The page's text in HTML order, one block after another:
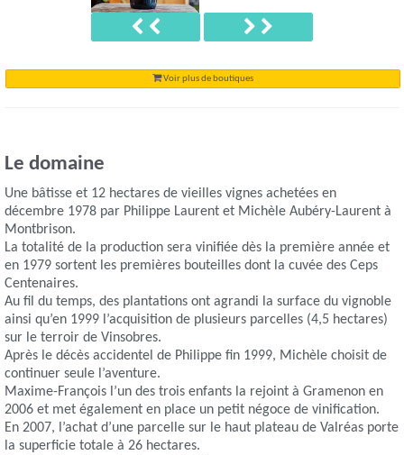
Précédent Suivant
Voir plus de boutiques
Le domaine
Une bâtisse et 12 hectares de vieilles vignes achetées en
décembre 1978 par Philippe Laurent et Michèle Aubéry-Laurent à
Montbrison.
La totalité de la production sera vinifiée dès la première année et
en 1979 sortent les premières bouteilles dont la cuvée des Ceps
Centenaires.
Au fil du temps, des plantations ont agrandi la surface du vignoble
ainsi qu’en 1999 l’acquisition de plusieurs parcelles (4,5 hectares)
sur le terroir de Vinsobres.
Après le décès accidentel de Philippe fin 1999, Michèle choisit de
continuer seule l’aventure.
Maxime-François l’un des trois enfants la rejoint à Gramenon en
2006 et met également en place un petit négoce de vinification.
En 2007, l’achat d’une parcelle sur le haut plateau de Valréas porte
la superficie totale à 26 hectares.